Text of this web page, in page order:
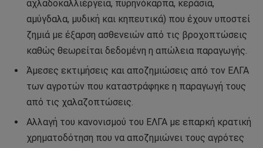
αχλαδοκαλλιέργεια, πυρηνόκαρπα, κεράσια,
αμύγδαλα, μυδική και κηπευτικά) που έχουν υποστεί
ζημιά με έξαρση ασθενειών από τις βροχοπτώσεις
καθώς θεωρείται δεδομένη η απώλεια παραγωγής.
Άμεσες εκτιμήσεις και αποζημιώσεις από τον ΕΛΓΑ
των αγροτών που καταστράφηκε η παραγωγή τους
από τις χαλαζοπτώσεις.
Αλλαγή του κανονισμού του ΕΛΓΑ με επαρκή κρατική
χρηματοδότηση που να αποζημιώνει τους αγρότες